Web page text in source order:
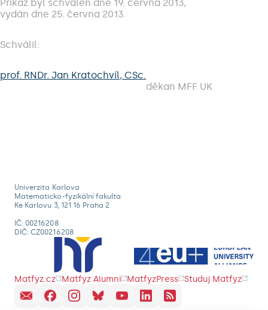
Příkaz byl schválen dne 19. června 2013,
vydán dne 25. června 2013.
Schválil:
prof. RNDr. Jan Kratochvíl, CSc.
děkan MFF UK
Univerzita Karlova
Matematicko-fyzikální fakulta
Ke Karlovu 3, 121 16 Praha 2
IČ: 00216208
DIČ: CZ00216208
Matfyz.cz Matfyz Alumni MatfyzPress Studuj Matfyz